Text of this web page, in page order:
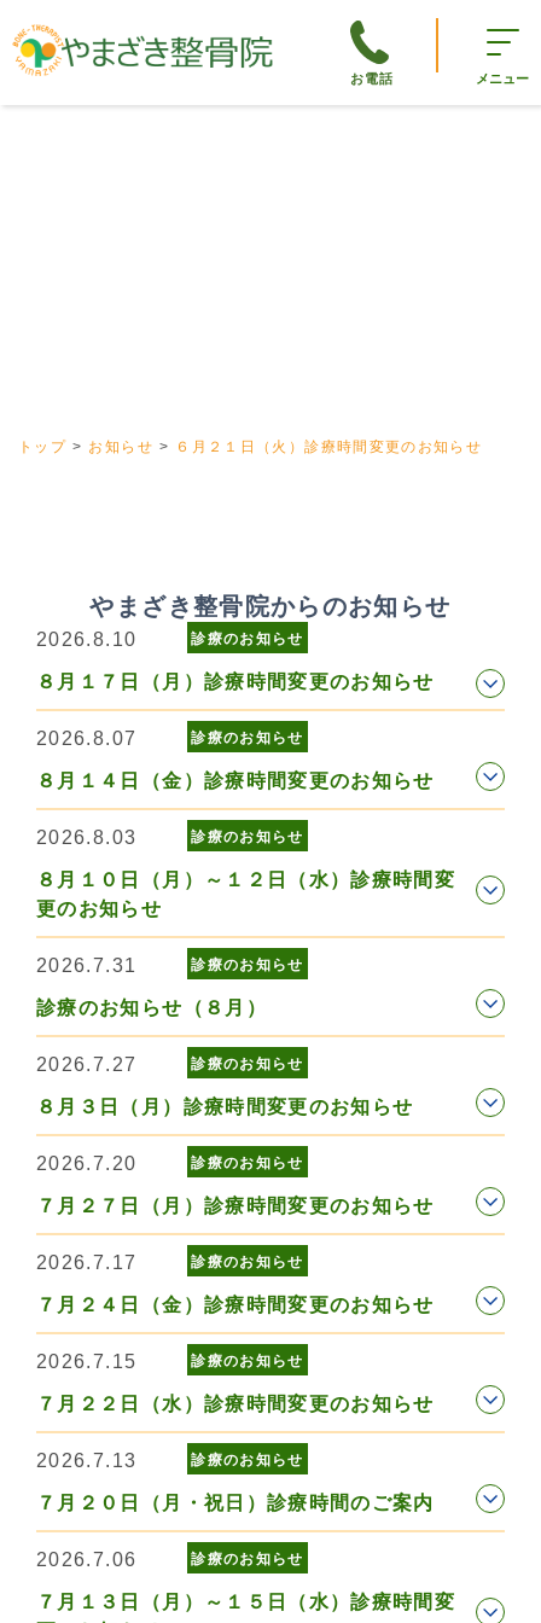
お電話 メニュー
トップ お知らせ ６月２１日（火）診療時間変更のお知らせ
やまざき整骨院からのお知らせ
2026.8.10 診療のお知らせ
８月１７日（月）診療時間変更のお知らせ
2026.8.07 診療のお知らせ
８月１４日（金）診療時間変更のお知らせ
2026.8.03 診療のお知らせ
８月１０日（月）～１２日（水）診療時間変
更のお知らせ
2026.7.31 診療のお知らせ
診療のお知らせ（８月）
2026.7.27 診療のお知らせ
８月３日（月）診療時間変更のお知らせ
2026.7.20 診療のお知らせ
７月２７日（月）診療時間変更のお知らせ
2026.7.17 診療のお知らせ
７月２４日（金）診療時間変更のお知らせ
2026.7.15 診療のお知らせ
７月２２日（水）診療時間変更のお知らせ
2026.7.13 診療のお知らせ
７月２０日（月・祝日）診療時間のご案内
2026.7.06 診療のお知らせ
７月１３日（月）～１５日（水）診療時間変